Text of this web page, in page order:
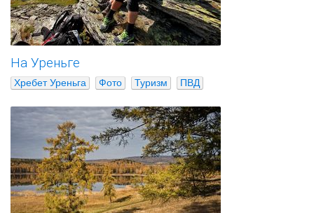
На Уреньге
Хребет Уреньга Фото Туризм ПВД